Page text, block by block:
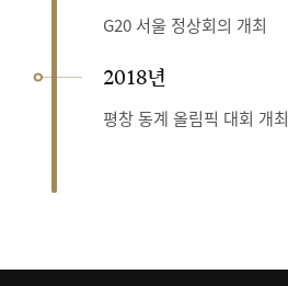
G20 서울 정상회의 개최
2018년
평창 동계 올림픽 대회 개최